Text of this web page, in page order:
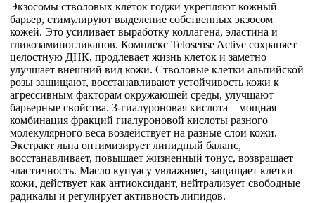
Экзосомы стволовых клеток годжи укрепляют кожный
барьер, стимулируют выделение собственных экзосом
кожей. Это усиливает выработку коллагена, эластина и
гликозаминогликанов. Комплекс Telosense Active сохраняет
целостную ДНК, продлевает жизнь клеток и заметно
улучшает внешний вид кожи. Стволовые клетки альпийской
розы защищают, восстанавливают устойчивость кожи к
агрессивным факторам окружающей среды, улучшают
барьерные свойства. 3-гиалуроновая кислота – мощная
комбинация фракций гиалуроновой кислоты разного
молекулярного веса воздействует на разные слои кожи.
Экстракт льна оптимизирует липидный баланс,
восстанавливает, повышает жизненный тонус, возвращает
эластичность. Масло купуасу увлажняет, защищает клетки
кожи, действует как антиоксидант, нейтрализует свободные
радикалы и регулирует активность липидов.